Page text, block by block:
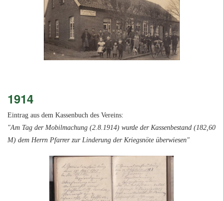
1914
Eintrag aus dem Kassenbuch des Vereins:
"Am Tag der Mobilmachung (2.8.1914) wurde der Kassenbestand (182,60
M) dem Herrn Pfarrer zur Linderung der Kriegsnöte überwiesen"